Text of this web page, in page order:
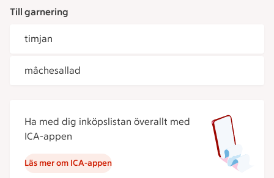
Till garnering
timjan
mâchesallad
Ha med dig inköpslistan överallt med
ICA-appen
Läs mer om ICA-appen